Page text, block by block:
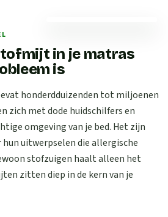
in je matras
is
honderdduizenden tot miljoenen
zich met dode huidschilfers en
omgeving van je bed. Het zijn
uitwerpselen die allergische
stofzuigen haalt alleen het
zitten diep in de kern van je